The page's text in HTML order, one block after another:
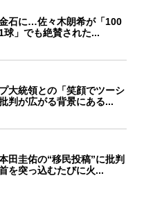
石に…佐々木朗希が「100
球」でも絶賛された...
大統領との「笑顔でツーシ
判が広がる背景にある...
田圭佑の“移民投稿”に批判
を突っ込むたびに火...